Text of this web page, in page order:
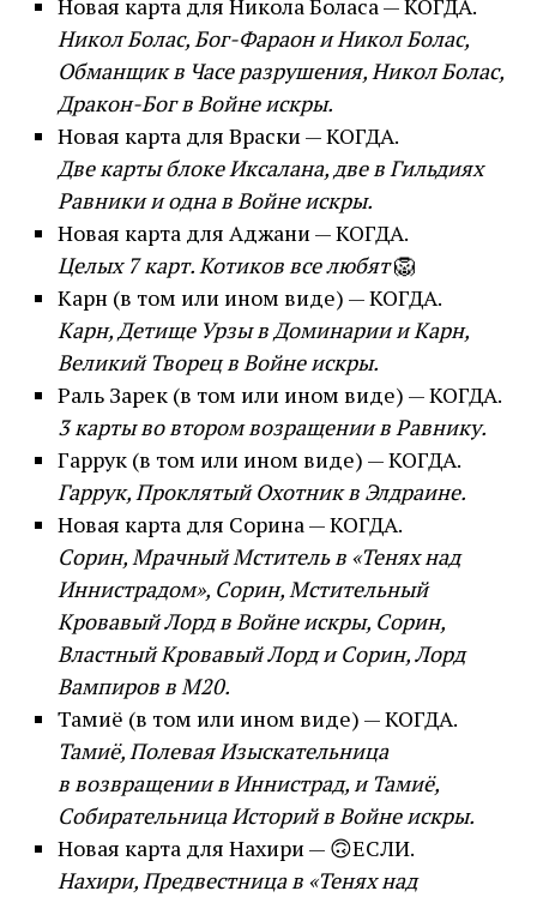
Новая карта для Никола Боласа — КОГДА.
Никол Болас, Бог-Фараон и Никол Болас,
Обманщик в Часе разрушения, Никол Болас,
Дракон-Бог в Войне искры.
Новая карта для Враски — КОГДА.
Две карты блоке Иксалана, две в Гильдиях
Равники и одна в Войне искры.
Новая карта для Аджани — КОГДА.
Целых 7 карт. Котиков все любят🦁
Карн (в том или ином виде) — КОГДА.
Карн, Детище Урзы в Доминарии и Карн,
Великий Творец в Войне искры.
Раль Зарек (в том или ином виде) — КОГДА.
3 карты во втором возращении в Равнику.
Гаррук (в том или ином виде) — КОГДА.
Гаррук, Проклятый Охотник в Элдраине.
Новая карта для Сорина — КОГДА.
Сорин, Мрачный Мститель в «Тенях над
Иннистрадом», Сорин, Мстительный
Кровавый Лорд в Войне искры, Сорин,
Властный Кровавый Лорд и Сорин, Лорд
Вампиров в М20.
Тамиё (в том или ином виде) — КОГДА.
Тамиё, Полевая Изыскательница
в возвращении в Иннистрад, и Тамиё,
Собирательница Историй в Войне искры.
Новая карта для Нахири — 🙃ЕСЛИ.
Нахири, Предвестница в «Тенях над